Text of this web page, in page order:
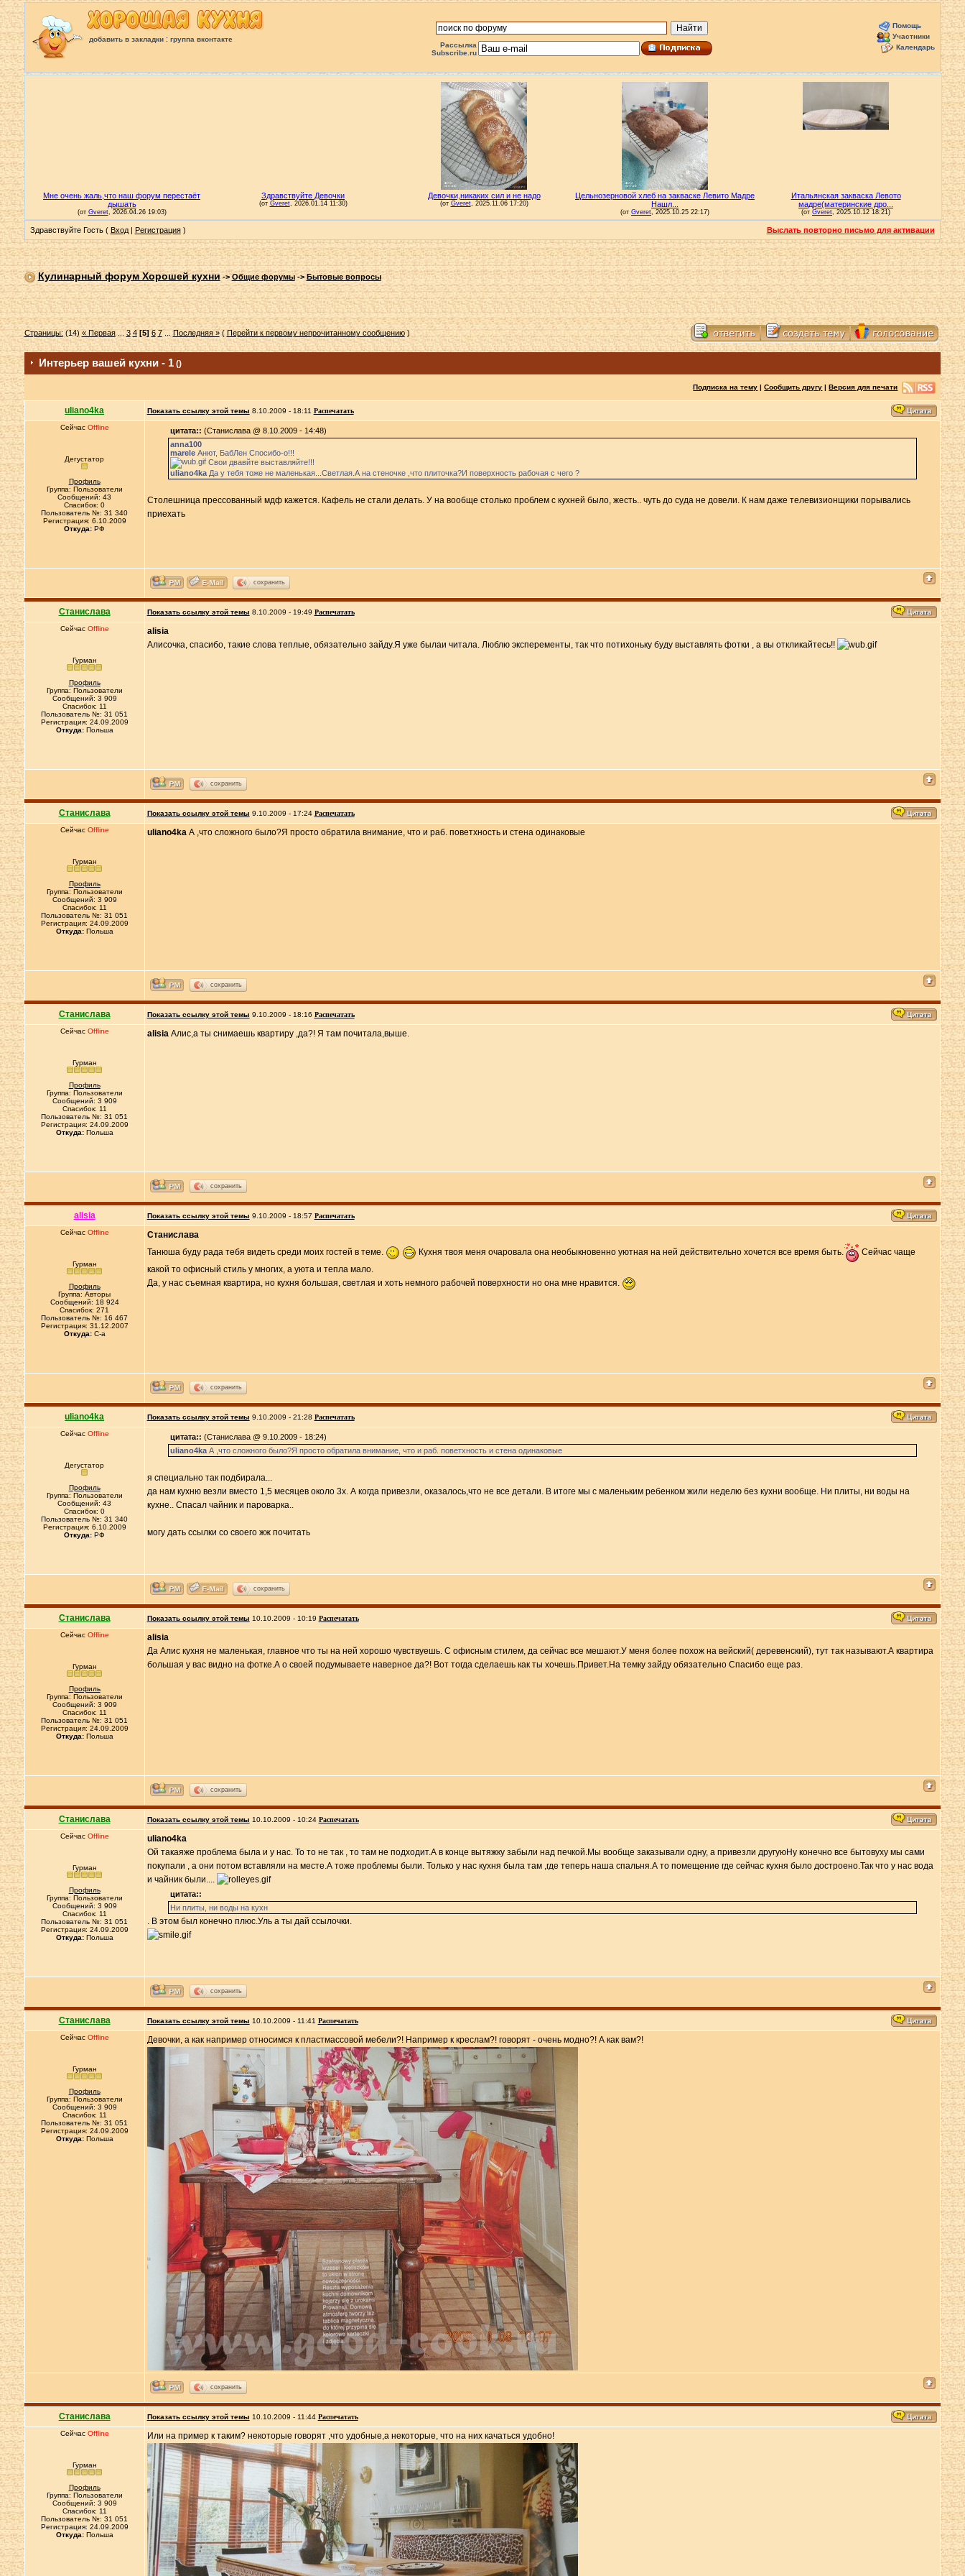
добавить в закладки: группа вконтакте
Рассылка
Subscribe.ru
Помощь
Участники
Календарь
Здравствуйте Гость ( Вход| Регистрация) Выслать повторно письмо для активации
Кулинарный форум Хорошей кухни->Общие форумы-> Бытовые вопросы
Страницы:(14)« Первая...3 4 [5] 6 7... Последняя »(Перейти к первому непрочитанному сообщению)
Интерьер вашей кухни - 1()
Подписка на тему |Сообщить другу |Версия для печати
uliano4ka Показать ссылку этой темы 8.10.2009 - 18:11 Распечатать
Сейчас Offline
Дегустатор
Профиль
Группа: Пользователи
Сообщений: 43
Спасибок: 0
Пользователь №: 31 340
Регистрация: 6.10.2009
Откуда: РФ
цитата:: (Станислава @ 8.10.2009 - 14:48)
anna100
mareleАнют, БабЛен Спосибо-о!!!
Свои двавйте выставляйте!!!
uliano4kaДа у тебя тоже не маленькая...Светлая.А на стеночке ,что плиточка?И поверхность рабочая с чего ?
Столешница прессованный мдф кажется. Кафель не стали делать. У на вообще столько проблем с кухней было, жесть.. чуть до суда не довели. К нам даже телевизионщики порывались
приехать
сохранить
Станислава Показать ссылку этой темы 8.10.2009 - 19:49 Распечатать
Сейчас Offline
Гурман
Профиль
Группа: Пользователи
Сообщений: 3 909
Спасибок: 11
Пользователь №: 31 051
Регистрация: 24.09.2009
Откуда:Польша
alisia
Алисочка, спасибо, такие слова теплые, обязательно зайду.Я уже былаи читала. Люблю эксперементы, так что потихоньку буду выставлять фотки , а вы откликайтесь!!
сохранить
Станислава Показать ссылку этой темы 9.10.2009 - 17:24 Распечатать
Сейчас Offline
Гурман
Профиль
Группа: Пользователи
Сообщений: 3 909
Спасибок: 11
Пользователь №: 31 051
Регистрация: 24.09.2009
Откуда:Польша
uliano4kaА ,что сложного было?Я просто обратила внимание, что и раб. поветхность и стена одинаковые
сохранить
Станислава Показать ссылку этой темы 9.10.2009 - 18:16 Распечатать
Сейчас Offline
Гурман
Профиль
Группа: Пользователи
Сообщений: 3 909
Спасибок: 11
Пользователь №: 31 051
Регистрация: 24.09.2009
Откуда:Польша
alisiaАлис,а ты снимаешь квартиру ,да?! Я там почитала,выше.
сохранить
alisia Показать ссылку этой темы 9.10.2009 - 18:57 Распечатать
Сейчас Offline
Гурман
Профиль
Группа: Авторы
Сообщений: 18 924
Спасибок: 271
Пользователь №: 16 467
Регистрация: 31.12.2007
Откуда:C-a
Станислава
Танюша буду рада тебя видеть среди моих гостей в теме.
Кухня твоя меня очаровала она необыкновенно уютная на ней действительно хочется все время быть.
Сейчас чаще
какой то офисный стиль у многих, а уюта и тепла мало.
Да, у нас съемная квартира, но кухня большая, светлая и хоть немного рабочей поверхности но она мне нравится.
сохранить
uliano4ka Показать ссылку этой темы 9.10.2009 - 21:28 Распечатать
Сейчас Offline
Дегустатор
Профиль
Группа: Пользователи
Сообщений: 43
Спасибок: 0
Пользователь №: 31 340
Регистрация: 6.10.2009
Откуда: РФ
цитата:: (Станислава @ 9.10.2009 - 18:24)
uliano4kaА ,что сложного было?Я просто обратила внимание, что и раб. поветхность и стена одинаковые
я специально так подбирала...
да нам кухню везли вместо 1,5 месяцев около 3х. А когда привезли, оказалось,что не все детали. В итоге мы с маленьким ребенком жили неделю без кухни вообще. Ни плиты, ни воды на
кухне.. Спасал чайник и пароварка..
могу дать ссылки со своего жж почитать
сохранить
Станислава Показать ссылку этой темы 10.10.2009 - 10:19 Распечатать
Сейчас Offline
Гурман
Профиль
Группа: Пользователи
Сообщений: 3 909
Спасибок: 11
Пользователь №: 31 051
Регистрация: 24.09.2009
Откуда:Польша
alisia
Да Алис кухня не маленькая, главное что ты на ней хорошо чувствуешь. С офисным стилем, да сейчас все мешают.У меня более похож на вейский( деревенский), тут так называют.А квартира
большая у вас видно на фотке.А о своей подумываете наверное да?! Вот тогда сделаешь как ты хочешь.Привет.На темку зайду обязательно Спасибо еще раз.
сохранить
Станислава Показать ссылку этой темы 10.10.2009 - 10:24 Распечатать
Сейчас Offline
Гурман
Профиль
Группа: Пользователи
Сообщений: 3 909
Спасибок: 11
Пользователь №: 31 051
Регистрация: 24.09.2009
Откуда:Польша
uliano4ka
Ой такаяже проблема была и у нас. То то не так , то там не подходит.А в конце вытяжку забыли над печкой.Мы вообще заказывали одну, а привезли другуюНу конечно все бытовуху мы сами
покупали , а они потом вставляли на месте.А тоже проблемы были. Только у нас кухня была там ,где теперь наша спальня.А то помещение где сейчас кухня было достроено.Так что у нас вода
и чайник были....
цитата::
Ни плиты, ни воды на кухн
. В этом был конечно плюс.Уль а ты дай ссылочки.
сохранить
Станислава Показать ссылку этой темы 10.10.2009 - 11:41 Распечатать
Сейчас Offline
Гурман
Профиль
Группа: Пользователи
Сообщений: 3 909
Спасибок: 11
Пользователь №: 31 051
Регистрация: 24.09.2009
Откуда:Польша
Девочки, а как например относимся к пластмассовой мебели?! Например к креслам?! говорят - очень модно?! А как вам?!
сохранить
Станислава Показать ссылку этой темы 10.10.2009 - 11:44 Распечатать
Сейчас Offline
Гурман
Профиль
Группа: Пользователи
Сообщений: 3 909
Спасибок: 11
Пользователь №: 31 051
Регистрация: 24.09.2009
Откуда:Польша
Или на пример к таким? некоторые говорят ,что удобные,а некоторые, что на них качаться удобно!